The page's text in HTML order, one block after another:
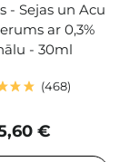
- Sejas un Acu
ar 0,3%
- 30ml
468
€